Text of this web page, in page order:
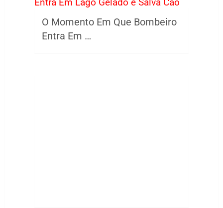
O Momento Em Que Bombeiro
Entra Em …